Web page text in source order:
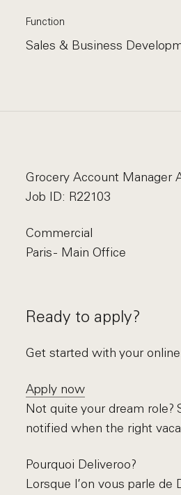
Function
Sales & Business
Grocery Account Manager
Job ID: R22103
Commercial
Paris - Main Office
Ready to apply?
Get started with your
Apply now
Not quite your dream role?
notified when the right
Pourquoi Deliveroo?
Lorsque l’on vous parle de